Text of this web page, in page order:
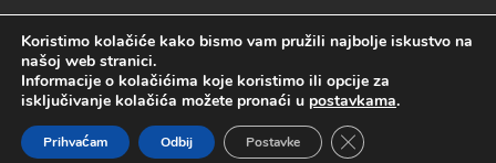
Temeljni kapital 2.600,00 € uplaćen u cijelosti
Poslovni račun PBZ: 2340009-1100121402
IBAN: HR4123400091100121402
Uprava društva: Ivanka Rusan
Radio Baranja 1992- 2025 ©
Koristimo kolačiće kako bismo vam pružili najbolje iskustvo na
našoj web stranici.
Informacije o kolačićima koje koristimo ili opcije za
isključivanje kolačića možete pronaći u postavkama.
Prihvaćam Odbij Postavke Close GDPR Cookie